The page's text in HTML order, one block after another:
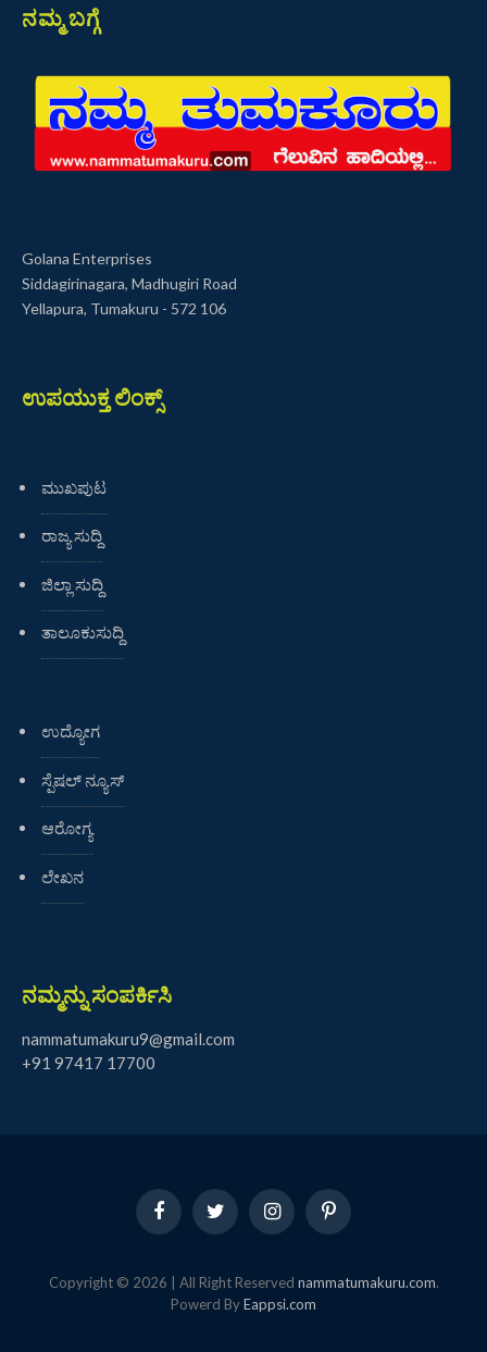
ನಮ್ಮ ಬಗ್ಗೆ
Golana Enterprises
Siddagirinagara, Madhugiri Road
Yellapura, Tumakuru - 572 106
ಉಪಯುಕ್ತ ಲಿಂಕ್ಸ್
ಮುಖಪುಟ
ರಾಜ್ಯ ಸುದ್ದಿ
ಜಿಲ್ಲಾ ಸುದ್ದಿ
ತಾಲೂಕುಸುದ್ದಿ
ಉದ್ಯೋಗ
ಸ್ಪೆಷಲ್ ನ್ಯೂಸ್
ಆರೋಗ್ಯ
ಲೇಖನ
ನಮ್ಮನ್ನು ಸಂಪರ್ಕಿಸಿ
nammatumakuru9@gmail.com
+91 97417 17700
FacebookTwitter InstagramPinterest
Copyright © 2026 | All Right Reserved nammatumakuru.com.
Powerd ByEappsi.com